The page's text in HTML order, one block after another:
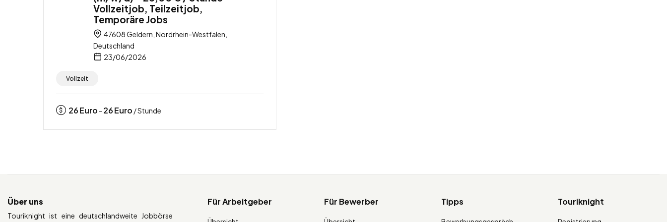
Vollzeitjob, Teilzeitjob,
Temporäre Jobs
47608 Geldern, Nordrhein-Westfalen,
Deutschland
23/06/2026
Vollzeit
26Euro - 26Euro / Stunde
Über uns
Touriknight ist eine deutschlandweite Jobbörse
Für Arbeitgeber Für Bewerber Tipps Touriknight